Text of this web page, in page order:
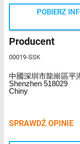
POBIERZ
Producent
00019-SSK
中國深圳市龍崗區平
Shenzhen 518029
Chiny
SPRAWDŹ OPINIE